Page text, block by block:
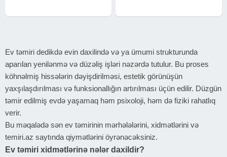
Ev təmiri dedikdə evin daxilində və ya ümumi strukturunda
aparılan yenilənmə və düzəliş işləri nəzərdə tutulur. Bu proses
köhnəlmiş hissələrin dəyişdirilməsi, estetik görünüşün
yaxşılaşdırılması və funksionallığın artırılması üçün edilir. Düzgün
təmir edilmiş evdə yaşamaq həm psixoloji, həm də fiziki rahatlıq
verir.
Bu məqalədə sən ev təmirinin mərhələlərini, xidmətlərini və
temiri.az saytında qiymətlərini öyrənəcəksiniz.
Ev təmiri xidmətlərinə nələr daxildir?